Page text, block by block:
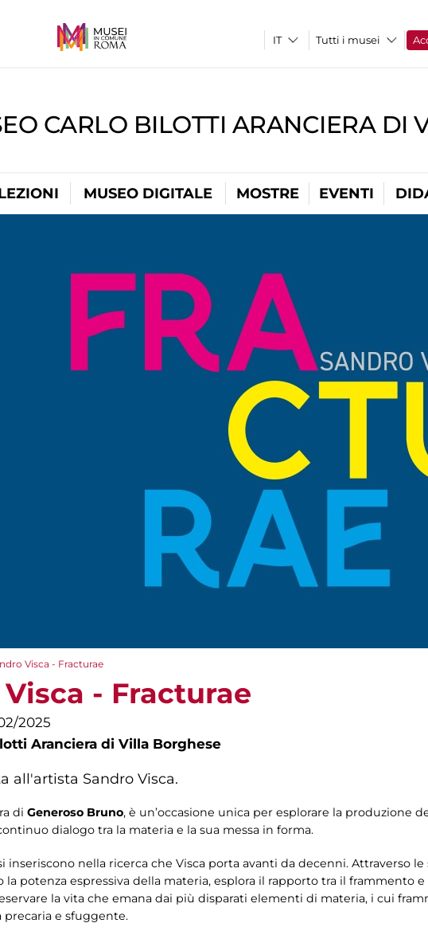
Tutti i musei
CARLO BILOTTI ARANCIERA DI
MUSEO DIGITALE MOSTRE EVENTI
Visca - Fracturae
- Fracturae
2025
Aranciera di Villa Borghese
all'artista Sandro Visca.
di Generoso Bruno, è un’occasione unica per esplorare la produzione
dialogo tra la materia e la sua messa in forma.
inseriscono nella ricerca che Visca porta avanti da decenni. Attraverso
la potenza espressiva della materia, esplora il rapporto tra il frammento
la vita che emana dai più disparati elementi di materia, i cui
e sfuggente.